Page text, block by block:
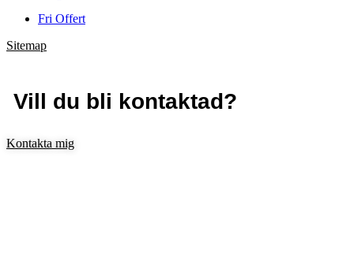
Fri Offert
Sitemap
Vill du bli kontaktad?
Kontakta mig